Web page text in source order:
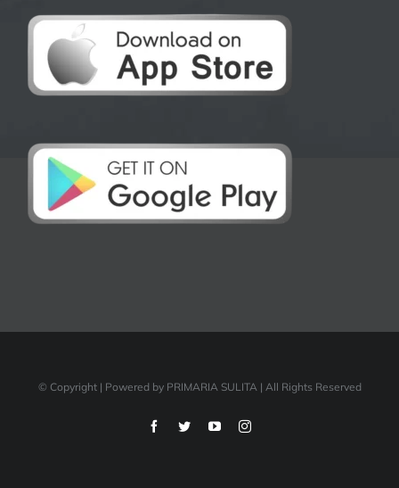
© Copyright | Powered by PRIMARIA SULITA | All Rights Reserved
FacebookTwitterYouTubeInstagram